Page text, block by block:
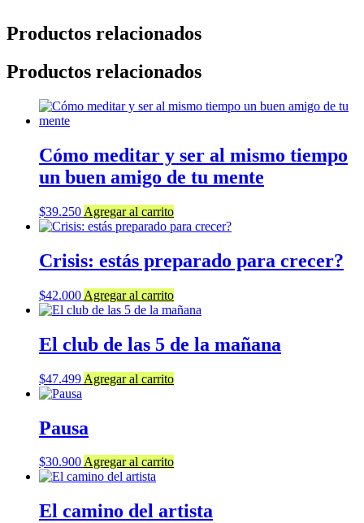
Productos relacionados
Productos relacionados
Cómo meditar y ser al mismo tiempo
un buen amigo de tu mente
$39.250 Agregar al carrito
Crisis: estás preparado para crecer?
$42.000 Agregar al carrito
El club de las 5 de la mañana
$47.499 Agregar al carrito
Pausa
$30.900Agregar al carrito
El camino del artista